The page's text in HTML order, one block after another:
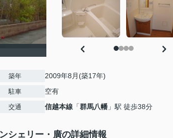
築年 2009年8月(築17年)
駐車 空有
交通 信越本線 「群馬八幡 」駅 徒歩38分
シェリー・廣の詳細情報